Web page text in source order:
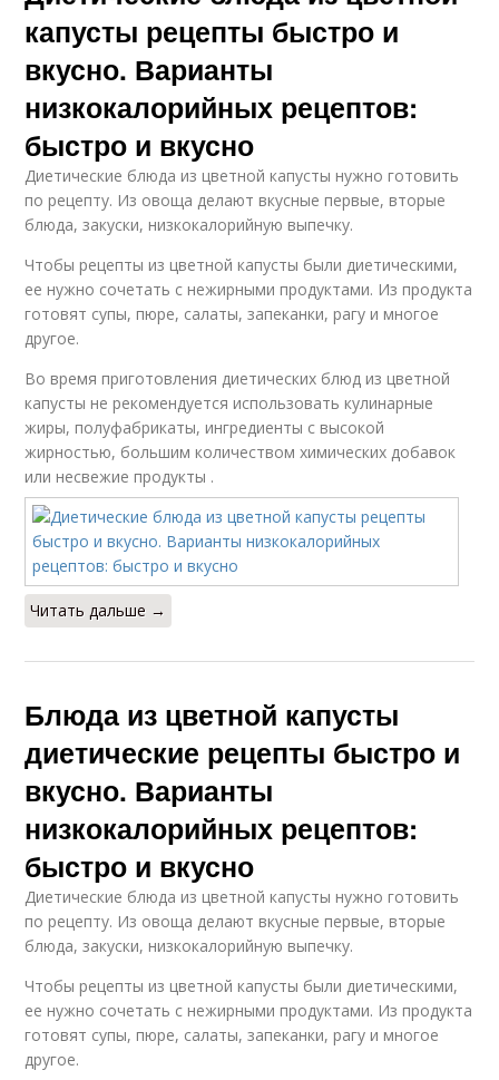
капусты рецепты быстро и
вкусно. Варианты
низкокалорийных рецептов:
быстро и вкусно
Диетические блюда из цветной капусты нужно готовить
по рецепту. Из овоща делают вкусные первые, вторые
блюда, закуски, низкокалорийную выпечку.
Чтобы рецепты из цветной капусты были диетическими,
ее нужно сочетать с нежирными продуктами. Из продукта
готовят супы, пюре, салаты, запеканки, рагу и многое
другое.
Во время приготовления диетических блюд из цветной
капусты не рекомендуется использовать кулинарные
жиры, полуфабрикаты, ингредиенты с высокой
жирностью, большим количеством химических добавок
или несвежие продукты .
Читать дальше →
Блюда из цветной капусты
диетические рецепты быстро и
вкусно. Варианты
низкокалорийных рецептов:
быстро и вкусно
Диетические блюда из цветной капусты нужно готовить
по рецепту. Из овоща делают вкусные первые, вторые
блюда, закуски, низкокалорийную выпечку.
Чтобы рецепты из цветной капусты были диетическими,
ее нужно сочетать с нежирными продуктами. Из продукта
готовят супы, пюре, салаты, запеканки, рагу и многое
другое.